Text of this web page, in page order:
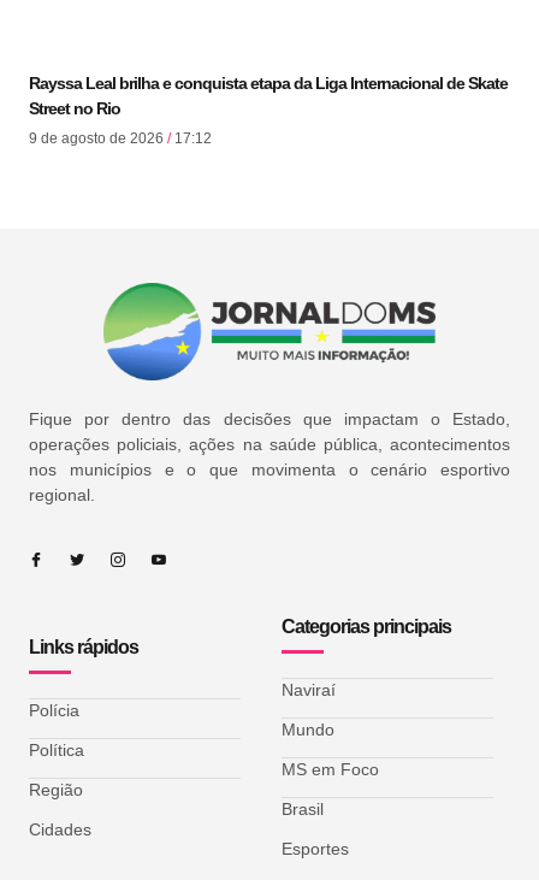
Rayssa Leal brilha e conquista etapa da Liga Internacional de Skate
Street no Rio
9 de agosto de 2026 17:12
Fique por dentro das decisões que impactam o Estado,
operações policiais, ações na saúde pública, acontecimentos
nos municípios e o que movimenta o cenário esportivo
regional.
Links rápidos
Polícia
Política
Região
Cidades
Categorias principais
Naviraí
Mundo
MS em Foco
Brasil
Esportes